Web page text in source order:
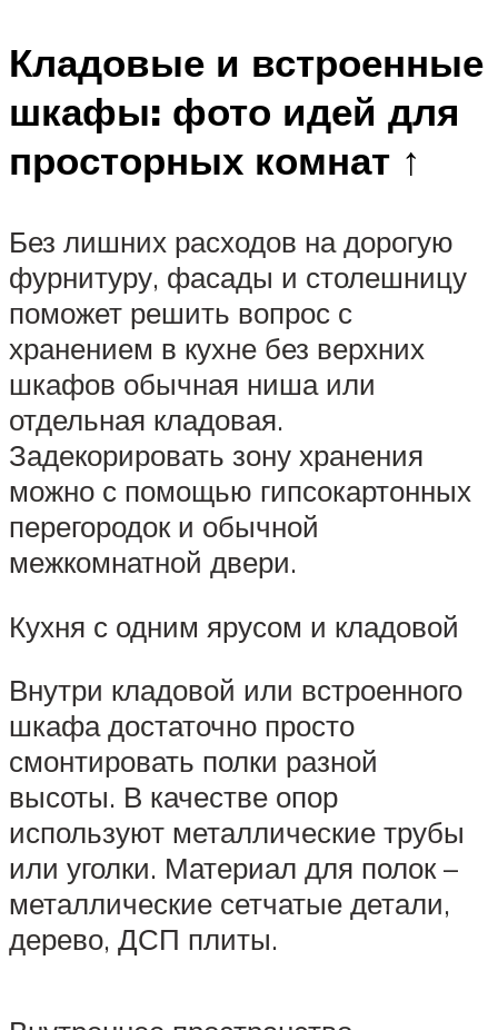
Кладовые и встроенные
шкафы: фото идей для
просторных комнат ↑
Без лишних расходов на дорогую
фурнитуру, фасады и столешницу
поможет решить вопрос с
хранением в кухне без верхних
шкафов обычная ниша или
отдельная кладовая.
Задекорировать зону хранения
можно с помощью гипсокартонных
перегородок и обычной
межкомнатной двери.
Кухня с одним ярусом и кладовой
Внутри кладовой или встроенного
шкафа достаточно просто
смонтировать полки разной
высоты. В качестве опор
используют металлические трубы
или уголки. Материал для полок –
металлические сетчатые детали,
дерево, ДСП плиты.